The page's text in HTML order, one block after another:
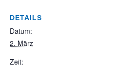
DETAILS
Datum:
2. März
Zeit: